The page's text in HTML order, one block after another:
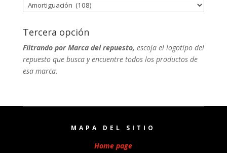
Tercera opción
Filtrando por Marca del repuesto, escoja el logotipo del
repuesto que busca y encuentre todos los productos de
esa marca.
MAPA DEL SITIO
Home page